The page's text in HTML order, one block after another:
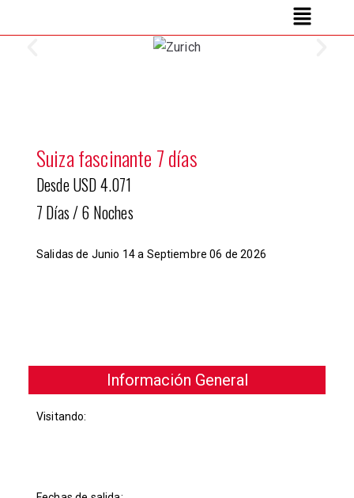
Suiza fascinante 7 días
Desde USD 4.071
7 Días / 6 Noches
Salidas de Junio 14 a Septiembre 06 de 2026
Información General
Visitando: